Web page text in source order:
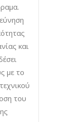
και
με το
του